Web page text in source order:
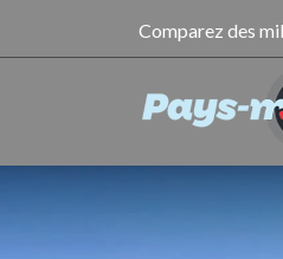
Comparez des